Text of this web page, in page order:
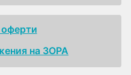
на ЗОРА